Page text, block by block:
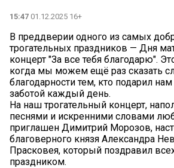
15:47 01.12.2025 16+
В преддверии одного из самых
трогательных праздников — Дня
концерт "За все тебя благодарю".
когда мы можем ещё раз сказать
благодарности тем, кто подарил
заботой каждый день.
На наш трогательный концерт,
песнями и искренними словами
приглашен Димитрий Морозов,
благоверного князя Александра
Прасковея, который поздравил
праздником.